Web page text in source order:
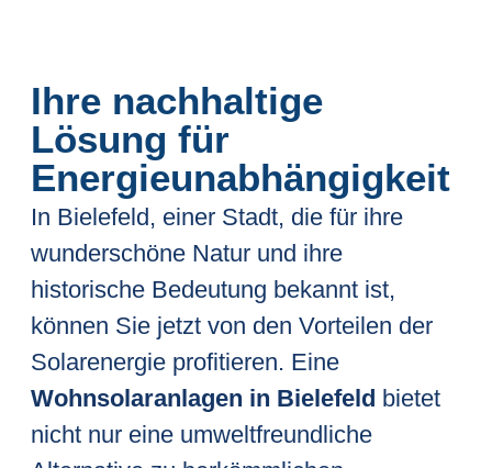
Ihre nachhaltige
Lösung für
Energieunabhängigkeit
In Bielefeld, einer Stadt, die für ihre
wunderschöne Natur und ihre
historische Bedeutung bekannt ist,
können Sie jetzt von den Vorteilen der
Solarenergie profitieren. Eine
Wohnsolaranlagen in Bielefeld bietet
nicht nur eine umweltfreundliche